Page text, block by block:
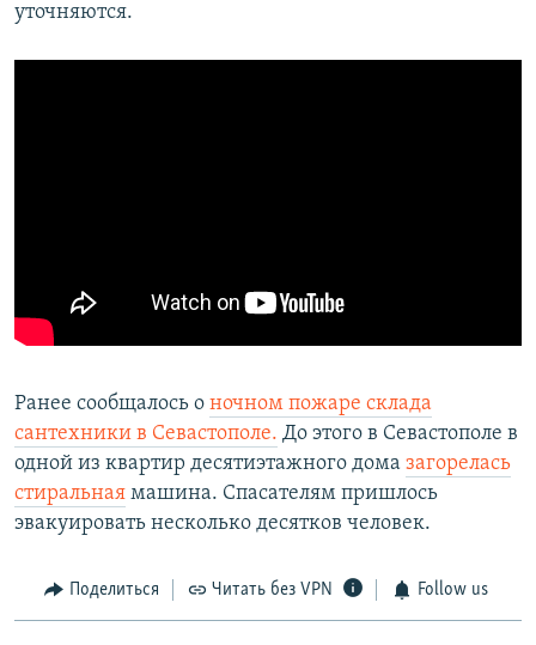
уточняются.
Ранее сообщалось о ночном пожаре склада
сантехники в Севастополе. До этого в Севастополе в
одной из квартир десятиэтажного дома загорелась
стиральная машина. Спасателям пришлось
эвакуировать несколько десятков человек.
Поделиться Читать без VPN Follow us